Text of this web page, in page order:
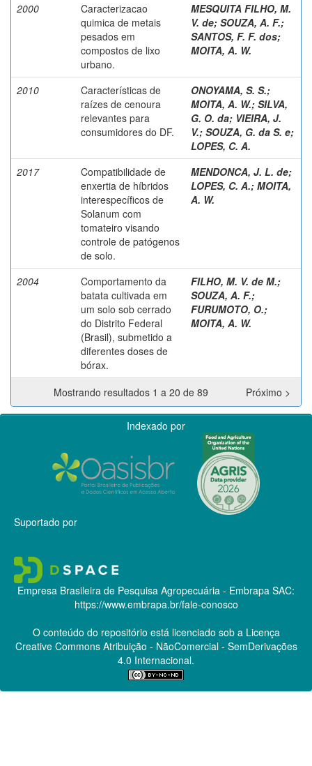
2000
Caracterizacao
quimica de metais
pesados em
compostos de lixo
urbano.
MESQUITA FILHO, M.
V. de; SOUZA, A. F.;
SANTOS, F. F. dos;
MOITA, A. W.
2010
Características de
raízes de cenoura
relevantes para
consumidores do DF.
ONOYAMA, S. S.;
MOITA, A. W.; SILVA,
G. O. da; VIEIRA, J.
V.; SOUZA, G. da S. e;
LOPES, C. A.
2017
Compatibilidade de
enxertia de híbridos
interespecíficos de
Solanum com
tomateiro visando
controle de patógenos
de solo.
MENDONCA, J. L. de;
LOPES, C. A.; MOITA,
A. W.
2004
Comportamento da
batata cultivada em
um solo sob cerrado
do Distrito Federal
(Brasil), submetido a
diferentes doses de
bórax.
FILHO, M. V. de M.;
SOUZA, A. F.;
FURUMOTO, O.;
MOITA, A. W.
Mostrando resultados 1 a 20 de 89 Próximo >
Indexado por
Suportado por
Empresa Brasileira de Pesquisa Agropecuária - Embrapa SAC:
https://www.embrapa.br/fale-conosco
O conteúdo do repositório está licenciado sob a Licença
Creative CommonsAtribuição - NãoComercial - SemDerivações
4.0 Internacional.